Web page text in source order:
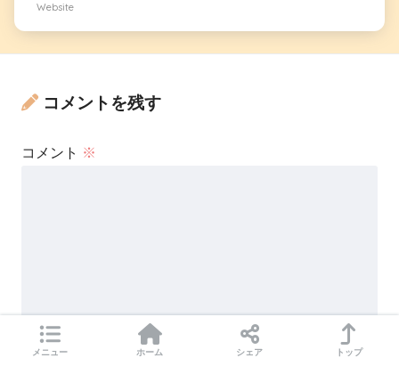
Website
コメントを残す
コメント ※
メニュー ホーム シェア トップ